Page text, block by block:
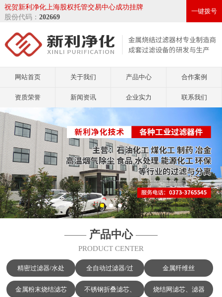
祝贺新利净化上海股权托管交易中心成功挂牌
股份代码： 202669
一键拨号
网站首页 关于我们 产品中心 合作案例
资质荣誉 新闻资讯 企业实力 联系我们
—— 产品中心——
PRODUCT CENTER
精密过滤器/水处 全自动过滤器/过 金属纤维丝
金属粉末烧结滤芯 不锈钢折叠滤芯、 烧结网滤芯、滤器